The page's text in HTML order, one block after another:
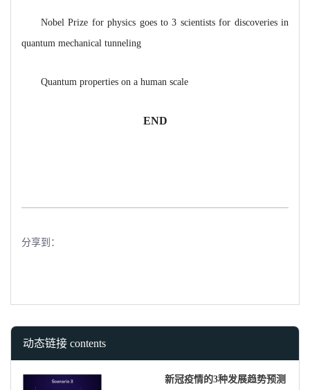
Nobel Prize for physics goes to 3 scientists for discoveries in
quantum mechanical tunneling
Quantum properties on a human scale
END
分享到：
动态链接 contents
新冠疫情的3种发展趋势预测